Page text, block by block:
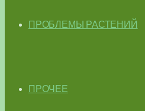
ПРОБЛЕМЫ РАСТЕНИЙ
ПРОЧЕЕ